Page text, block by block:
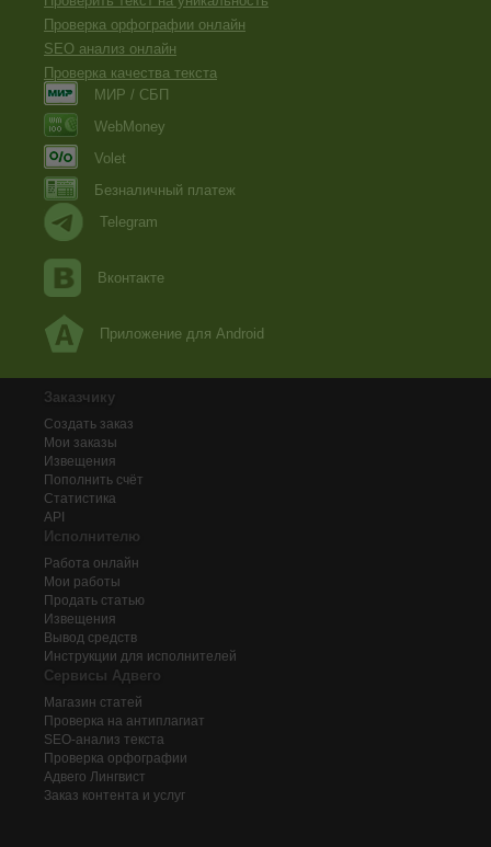
Проверка орфографии онлайн
SEO анализ онлайн
Проверка качества текста
МИР / СБП
WebMoney
Volet
Безналичный платеж
Telegram
Вконтакте
Приложение для Android
Заказчику
Создать заказ
Мои заказы
Извещения
Пополнить счёт
Статистика
API
Исполнителю
Работа онлайн
Мои работы
Продать статью
Извещения
Вывод средств
Инструкции для исполнителей
Сервисы Адвего
Магазин статей
Проверка на антиплагиат
SEO-анализ текста
Проверка орфографии
Адвего Лингвист
Заказ контента и услуг